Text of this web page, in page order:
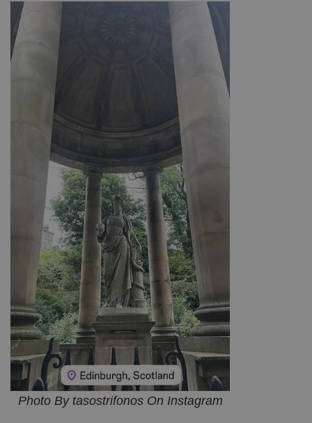
Photo By tasostrifonos On Instagram